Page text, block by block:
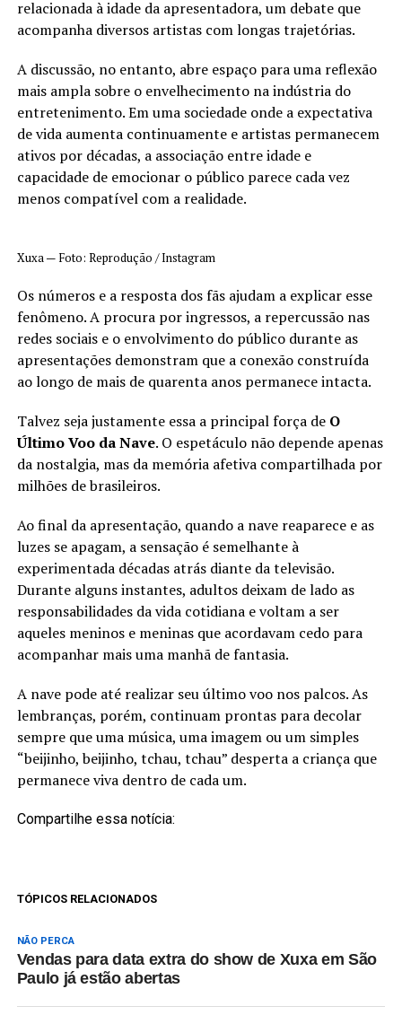
relacionada à idade da apresentadora, um debate que
acompanha diversos artistas com longas trajetórias.
A discussão, no entanto, abre espaço para uma reflexão
mais ampla sobre o envelhecimento na indústria do
entretenimento. Em uma sociedade onde a expectativa
de vida aumenta continuamente e artistas permanecem
ativos por décadas, a associação entre idade e
capacidade de emocionar o público parece cada vez
menos compatível com a realidade.
Xuxa — Foto: Reprodução / Instagram
Os números e a resposta dos fãs ajudam a explicar esse
fenômeno. A procura por ingressos, a repercussão nas
redes sociais e o envolvimento do público durante as
apresentações demonstram que a conexão construída
ao longo de mais de quarenta anos permanece intacta.
Talvez seja justamente essa a principal força de O
Último Voo da Nave. O espetáculo não depende apenas
da nostalgia, mas da memória afetiva compartilhada por
milhões de brasileiros.
Ao final da apresentação, quando a nave reaparece e as
luzes se apagam, a sensação é semelhante à
experimentada décadas atrás diante da televisão.
Durante alguns instantes, adultos deixam de lado as
responsabilidades da vida cotidiana e voltam a ser
aqueles meninos e meninas que acordavam cedo para
acompanhar mais uma manhã de fantasia.
A nave pode até realizar seu último voo nos palcos. As
lembranças, porém, continuam prontas para decolar
sempre que uma música, uma imagem ou um simples
“beijinho, beijinho, tchau, tchau” desperta a criança que
permanece viva dentro de cada um.
Compartilhe essa notícia:
TÓPICOS RELACIONADOS
NÃO PERCA
Vendas para data extra do show de Xuxa em São
Paulo já estão abertas